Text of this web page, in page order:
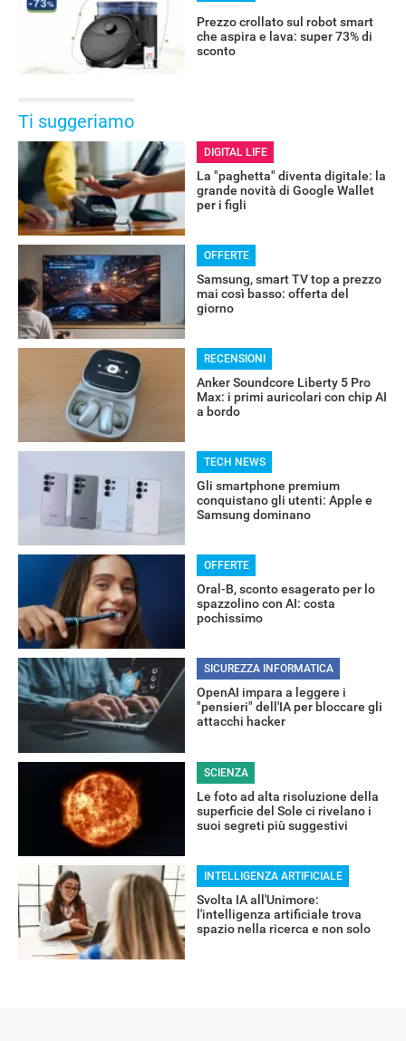
RECENSIONI
Prezzo crollato sul robot smart
che aspira e lava: super 73% di
sconto
Ti suggeriamo
DIGITAL LIFE
La "paghetta" diventa digitale: la
grande novità di Google Wallet
per i figli
OFFERTE
Samsung, smart TV top a prezzo
mai così basso: offerta del
giorno
RECENSIONI
Anker Soundcore Liberty 5 Pro
Max: i primi auricolari con chip AI
a bordo
TECH NEWS
Gli smartphone premium
conquistano gli utenti: Apple e
Samsung dominano
OFFERTE
Oral-B, sconto esagerato per lo
spazzolino con AI: costa
pochissimo
SICUREZZA INFORMATICA
OpenAI impara a leggere i
"pensieri" dell'IA per bloccare gli
attacchi hacker
SCIENZA
Le foto ad alta risoluzione della
superficie del Sole ci rivelano i
suoi segreti più suggestivi
INTELLIGENZA ARTIFICIALE
Svolta IA all'Unimore:
l'intelligenza artificiale trova
spazio nella ricerca e non solo